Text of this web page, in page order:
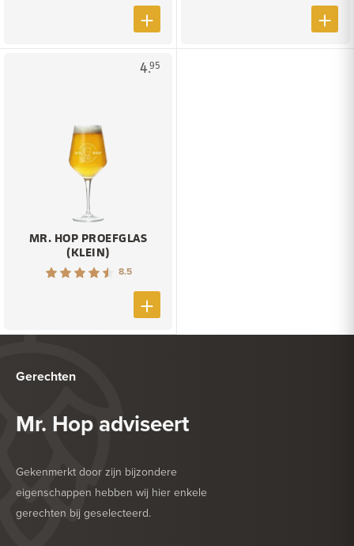
4.95
MR. HOP PROEFGLAS
(KLEIN)
8.5
Gerechten
Mr. Hop adviseert
Gekenmerkt door zijn bijzondere
eigenschappen hebben wij hier enkele
gerechten bij geselecteerd.
HEERLIJK BIJ